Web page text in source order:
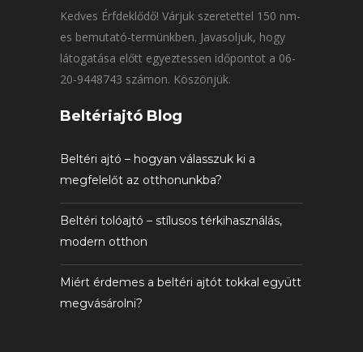
Kedves Érfdeklődő! Várjuk szeretettel 150 nm-
es bemutató-termünkben. Javasoljuk, hogy
látogatása előtt egyeztessen időpontot a 06-
20-9448743 számon. Köszönjük.
Beltériajtó Blog
Beltéri ajtó – hogyan válasszuk ki a
megfelelőt az otthonunkba?
Beltéri tolóajtó – stílusos térkihasználás,
modern otthon
Miért érdemes a beltéri ajtót tokkal együtt
megvásárolni?